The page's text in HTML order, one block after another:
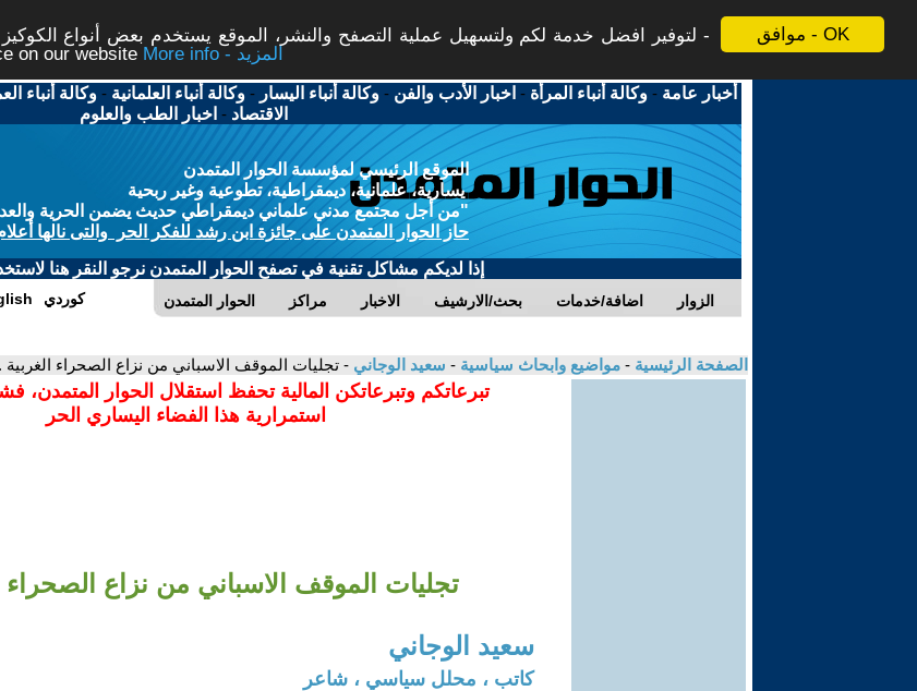
موافق - OK
لتوفير افضل خدمة لكم ولتسهيل عملية التصفح والنشر، الموقع يستخدم بعض أنواع
on our website
More info - المزيد
أخبار عامة -وكالة أنباء المرأة - اخبار الأدب والفن -وكالة أنباء اليسار -وكالة أنباء العلمانية -وكالة أنباء
الاقتصاد - اخبار الطب والعلوم
الموقع الرئيسي لمؤسسة الحوار المتمدن
يسارية، علمانية، ديمقراطية، تطوعية وغير ربحية
"من أجل مجتمع مدني علماني ديمقراطي حديث يضمن الحرية
حاز الحوار المتمدن على جائزة ابن رشد للفكر الحر والتى نالها
إذا لديكم مشاكل تقنية في تصفح الحوار المتمدن نرجو النقر هنا
الحوار المتمدن مراكز الاخبار بحث/الارشيف اضافة/خدمات الزوار كوردي
الصفحة الرئيسية - مواضيع وابحاث سياسية - سعيد الوجاني - تجليات الموقف الاسباني من نزاع الصحراء الغربية .
تبرعاتكم وتبرعاتكن المالية تحفظ استقلال الحوار المتمدن،
استمرارية هذا الفضاء اليساري الحر
تجليات الموقف الاسباني من نزاع الصحراء
سعيد الوجاني
كاتب ، محلل سياسي ، شاعر